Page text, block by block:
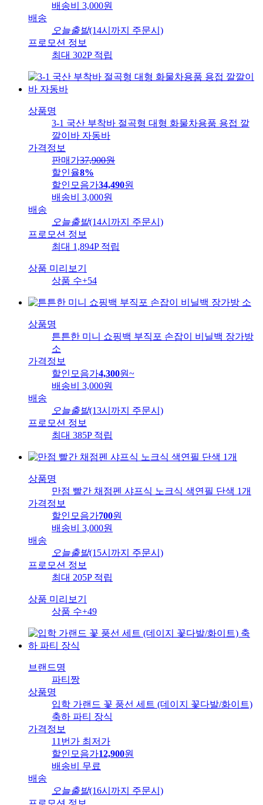
배송비
3,000원
배송
오늘출발(14시까지 주문시)
프로모션 정보
최대 302P 적립
상품명
3-1 국산 부착바 절곡형 대형 화물차용품 용접 깔
깔이바 자동바
가격정보
판매가37,900원
할인율8%
할인모음가34,490원
배송비
3,000원
배송
오늘출발(14시까지 주문시)
프로모션 정보
최대 1,894P 적립
상품 미리보기
상품 수+54
상품명
튼튼한 미니 쇼핑백 부직포 손잡이 비닐백 장가방
소
가격정보
할인모음가4,300원~
배송비
3,000원
배송
오늘출발(13시까지 주문시)
프로모션 정보
최대 385P 적립
상품명
만점 빨간 채점펜 샤프식 노크식 색연필 단색 1개
가격정보
할인모음가700원
배송비
3,000원
배송
오늘출발(15시까지 주문시)
프로모션 정보
최대 205P 적립
상품 미리보기
상품 수+49
브랜드명
파티짱
상품명
입학 가랜드 꽃 풍선 세트 (데이지 꽃다발/화이트)
축하 파티 장식
가격정보
11번가 최저가
할인모음가12,900원
배송비
무료
배송
오늘출발(16시까지 주문시)